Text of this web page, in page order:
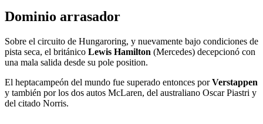
Dominio arrasador
Sobre el circuito de Hungaroring, y nuevamente bajo condiciones de
pista seca, el británico Lewis Hamilton (Mercedes) decepcionó con
una mala salida desde su pole position.
El heptacampeón del mundo fue superado entonces porVerstappen
y también por los dos autos McLaren, del australiano Oscar Piastri y
del citado Norris.